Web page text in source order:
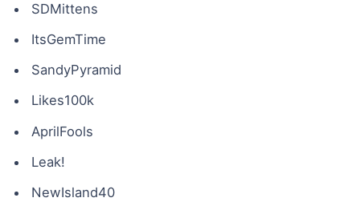
SDMittens
ItsGemTime
SandyPyramid
Likes100k
AprilFools
Leak!
NewIsland40